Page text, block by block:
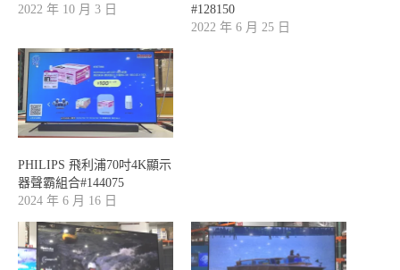
2022 年 10 月 3 日
#128150
2022 年 6 月 25 日
PHILIPS 飛利浦70吋4K顯示
器聲霸組合#144075
2024 年 6 月 16 日